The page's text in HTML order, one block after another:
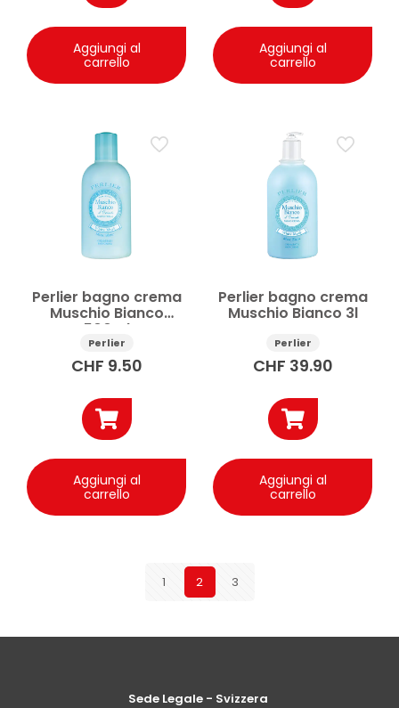
Aggiungi al
carrello
Aggiungi al
carrello
Perlier bagno crema
Muschio Bianco
500ml
Perlier
CHF 9.50
Aggiungi al
carrello
Perlier bagno crema
Muschio Bianco 3l
Perlier
CHF 39.90
Aggiungi al
carrello
1 2 3
Sede Legale - Svizzera